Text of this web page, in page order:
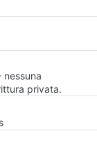
privata.